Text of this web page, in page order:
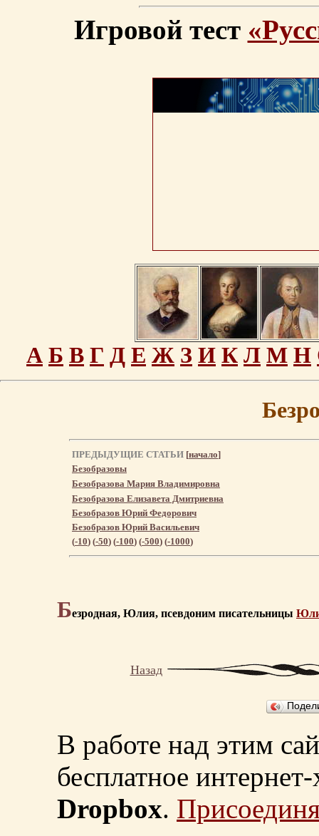
Игровой тест
А Б В Г Д Е Ж З И К Л М Н
ПРЕДЫДУЩИЕ СТАТЬИ [начало]
Безобразовы
Безобразова Мария Владимировна
Безобразова Елизавета Дмитриевна
Безобразов Юрий Федорович
Безобразов Юрий Васильевич
(-10) (-50) (-100) (-500) (-1000)
Безродная, Юлия, псевдоним писательницы
Назад
В работе над этим
бесплатное
Dropbox.